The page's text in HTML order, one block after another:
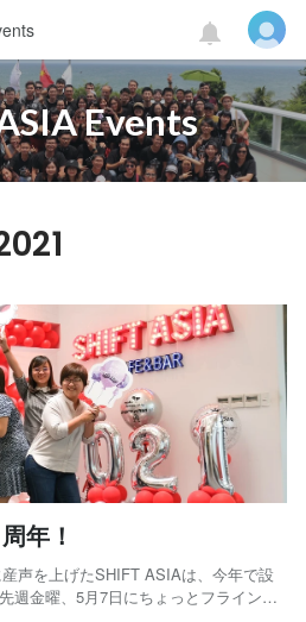
Events
年！
声を上げたSHIFT ASIAは、今年で設
週金曜、5月7日にちょっとフライング